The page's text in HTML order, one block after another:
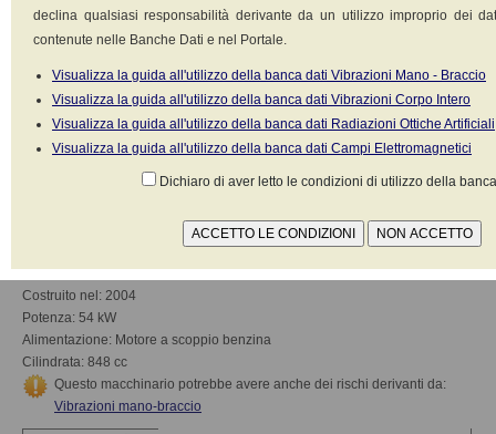
Tipologia: Motociclo (motocicletta-scooter) >50cc
Costruito nel: 2004
Potenza: 54 kW
Alimentazione: Motore a scoppio benzina
Cilindrata: 848 cc
Questo macchinario potrebbe avere anche dei rischi derivanti da:
Vibrazioni mano-braccio
declina qualsiasi responsabilità derivante da un utilizzo improprio dei
contenute nelle Banche Dati e nel Portale.
Visualizza la guida all'utilizzo della banca dati Vibrazioni Mano - Braccio
Visualizza la guida all'utilizzo della banca dati Vibrazioni Corpo Intero
Visualizza la guida all'utilizzo della banca dati Radiazioni Ottiche Artificiali
Visualizza la guida all'utilizzo della banca dati Campi Elettromagnetici
Dichiaro di aver letto le condizioni di utilizzo della